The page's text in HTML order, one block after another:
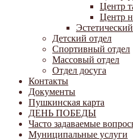
Центр
Центр
Детский отдел
Спортивный отдел
Массовый отдел
Отдел досуга
Контакты
Документы
Пушкинская карта
ДЕНЬ ПОБЕДЫ
Часто задаваемые
Муниципальные услуги